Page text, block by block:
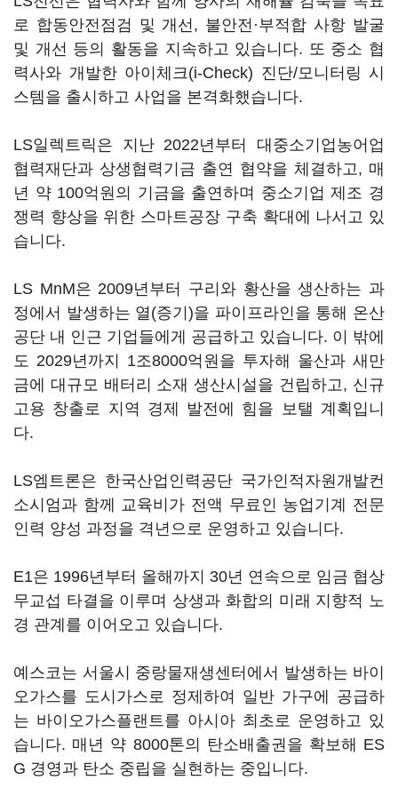
로 합동안전점검 및 개선, 불안전·부적합 사항 발굴
및 개선 등의 활동을 지속하고 있습니다. 또 중소 협
력사와 개발한 아이체크(i-Check) 진단/모니터링 시
스템을 출시하고 사업을 본격화했습니다.
LS일렉트릭은 지난 2022년부터 대중소기업농어업
협력재단과 상생협력기금 출연 협약을 체결하고, 매
년 약 100억원의 기금을 출연하며 중소기업 제조 경
쟁력 향상을 위한 스마트공장 구축 확대에 나서고 있
습니다.
LS MnM은 2009년부터 구리와 황산을 생산하는 과
정에서 발생하는 열(증기)을 파이프라인을 통해 온산
공단 내 인근 기업들에게 공급하고 있습니다. 이 밖에
도 2029년까지 1조8000억원을 투자해 울산과 새만
금에 대규모 배터리 소재 생산시설을 건립하고, 신규
고용 창출로 지역 경제 발전에 힘을 보탤 계획입니
다.
LS엠트론은 한국산업인력공단 국가인적자원개발컨
소시엄과 함께 교육비가 전액 무료인 농업기계 전문
인력 양성 과정을 격년으로 운영하고 있습니다.
E1은 1996년부터 올해까지 30년 연속으로 임금 협상
무교섭 타결을 이루며 상생과 화합의 미래 지향적 노
경 관계를 이어오고 있습니다.
예스코는 서울시 중랑물재생센터에서 발생하는 바이
오가스를 도시가스로 정제하여 일반 가구에 공급하
는 바이오가스플랜트를 아시아 최초로 운영하고 있
습니다. 매년 약 8000톤의 탄소배출권을 확보해 ES
G 경영과 탄소 중립을 실현하는 중입니다.